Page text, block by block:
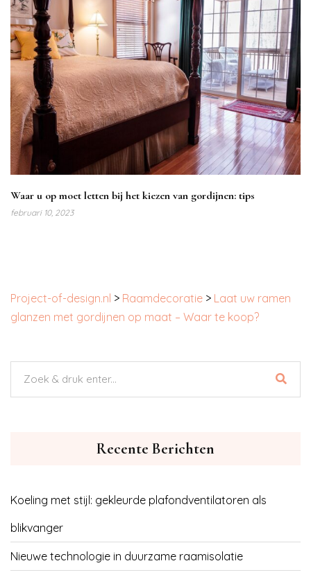
Waar u op moet letten bij het kiezen van gordijnen: tips
februari 10, 2023
Project-of-design.nl > Raamdecoratie > Laat uw ramen
glanzen met gordijnen op maat – Waar te koop?
Recente Berichten
Koeling met stijl: gekleurde plafondventilatoren als
blikvanger
Nieuwe technologie in duurzame raamisolatie